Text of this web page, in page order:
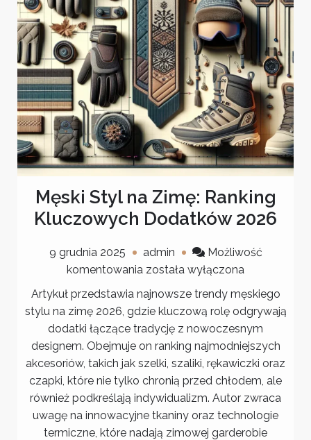
Męski Styl na Zimę: Ranking
Kluczowych Dodatków 2026
9 grudnia 2025 admin
Możliwość
komentowania Męski
na
Ranking
Kluczowych
Dodatków
została wyłączona
Artykuł przedstawia najnowsze trendy męskiego
stylu na zimę 2026, gdzie kluczową rolę odgrywają
dodatki łączące tradycję z nowoczesnym
designem. Obejmuje on ranking najmodniejszych
akcesoriów, takich jak szelki, szaliki, rękawiczki oraz
czapki, które nie tylko chronią przed chłodem, ale
również podkreślają indywidualizm. Autor zwraca
uwagę na innowacyjne tkaniny oraz technologie
termiczne, które nadają zimowej garderobie